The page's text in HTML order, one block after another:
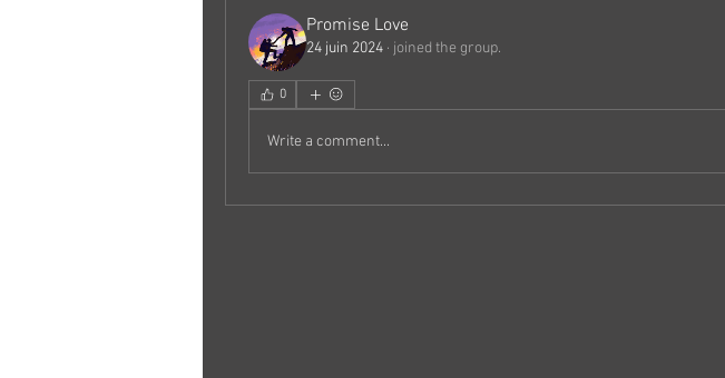
Promise Love
24 juin 2024 · joined the group.
0
Write a comment...